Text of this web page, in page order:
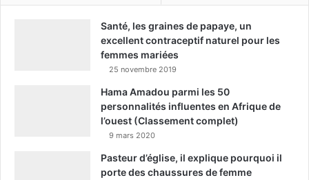
Santé, les graines de papaye, un
excellent contraceptif naturel pour les
femmes mariées
25 novembre 2019
Hama Amadou parmi les 50
personnalités influentes en Afrique de
l’ouest (Classement complet)
9 mars 2020
Pasteur d’église, il explique pourquoi il
porte des chaussures de femme